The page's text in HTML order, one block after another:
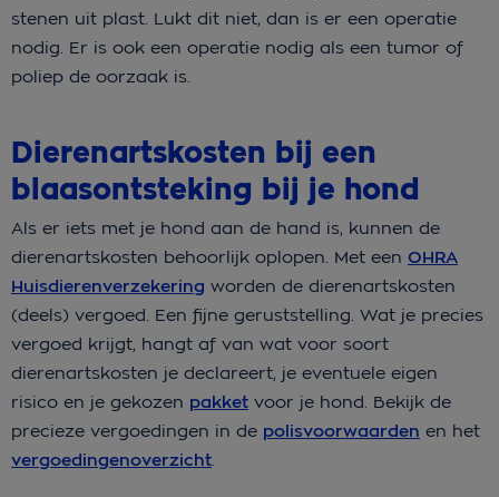
stenen uit plast. Lukt dit niet, dan is er een operatie
nodig. Er is ook een operatie nodig als een tumor of
poliep de oorzaak is.
Dierenartskosten bij een
blaasontsteking bij je hond
Als er iets met je hond aan de hand is, kunnen de
dierenartskosten behoorlijk oplopen. Met een OHRA
Huisdierenverzekering worden de dierenartskosten
(deels) vergoed. Een fijne geruststelling. Wat je precies
vergoed krijgt, hangt af van wat voor soort
dierenartskosten je declareert, je eventuele eigen
risico en je gekozen pakket voor je hond. Bekijk de
precieze vergoedingen in de polisvoorwaarden en het
vergoedingenoverzicht.